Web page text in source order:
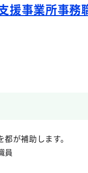
援事業所事務
が補助します。
員